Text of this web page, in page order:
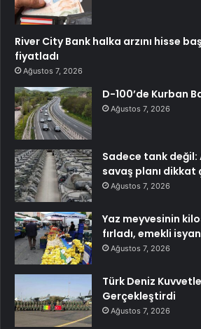
River City Bank halka arzını hisse
fiyatladı
Ağustos 7, 2026
D-100’de Kurban
Ağustos 7, 2026
Sadece tank değil:
savaş planı dikkat
Ağustos 7, 2026
Yaz meyvesinin
fırladı, emekli
Ağustos 7, 2026
Türk Deniz
Gerçekleştirdi
Ağustos 7, 2026